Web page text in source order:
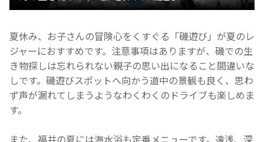
夏休み、お子さんの冒険心をくすぐる「磯遊び」が夏のレ
ジャーにおすすめです。注意事項はありますが、磯での生
き物探しは忘れられない親子の思い出になること間違いな
しです。磯遊びスポットへ向かう道中の景観も良く、思わ
ず声が漏れてしまうようなわくわくのドライブも楽しめま
す。
また、福井の夏には海水浴も定番メニューです。遠浅、深